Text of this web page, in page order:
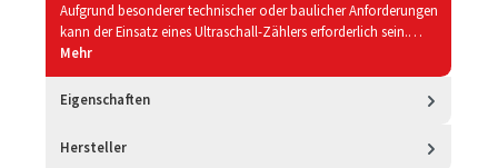
Aufgrund besonderer technischer oder baulicher Anforderungen
kann der Einsatz eines Ultraschall-Zählers erforderlich sein.…
Mehr
Eigenschaften
Hersteller